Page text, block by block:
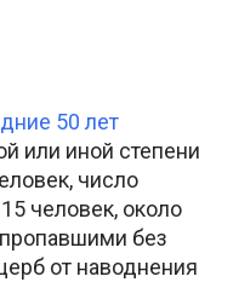
50 лет
или иной степени
число
человек, около
без
от наводнения